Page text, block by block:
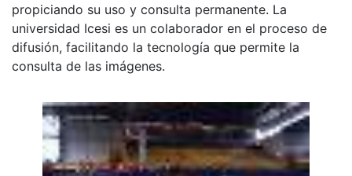
propiciando su uso y consulta permanente. La
universidad Icesi es un colaborador en el proceso de
difusión, facilitando la tecnología que permite la
consulta de las imágenes.